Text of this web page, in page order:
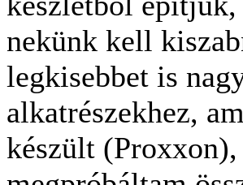
nekünk kell
legkisebbet is
alkatrészekhez,
készült